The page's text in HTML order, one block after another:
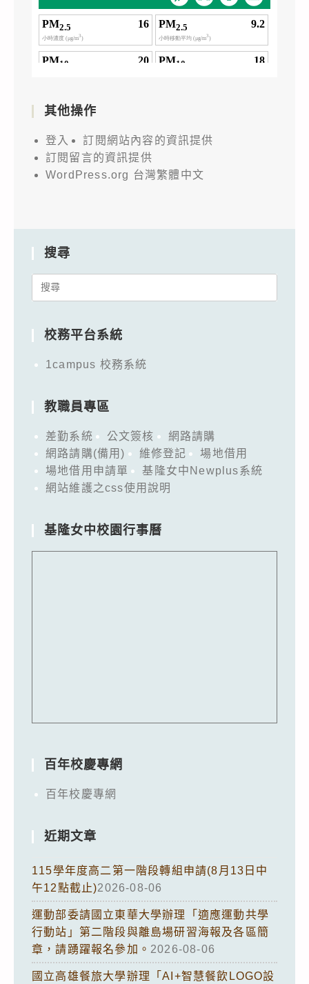
其他操作
登入
訂閱網站內容的資訊提供
訂閱留言的資訊提供
WordPress.org 台灣繁體中文
搜尋
Search
校務平台系統
1campus 校務系統
教職員專區
差勤系統 公文簽核
網路請購
網路請購(備用)
維修登記
場地借用
場地借用申請單
基隆女中Newplus系統
網站維護之css使用說明
基隆女中校園行事曆
百年校慶專網
百年校慶專網
近期文章
115學年度高二第一階段轉組申請(8月13日中
午12點截止)2026-08-06
運動部委請國立東華大學辦理「適應運動共學
行動站」第二階段與離島場研習海報及各區簡
章，請踴躍報名參加。 2026-08-06
國立高雄餐旅大學辦理「AI+智慧餐飲LOGO設